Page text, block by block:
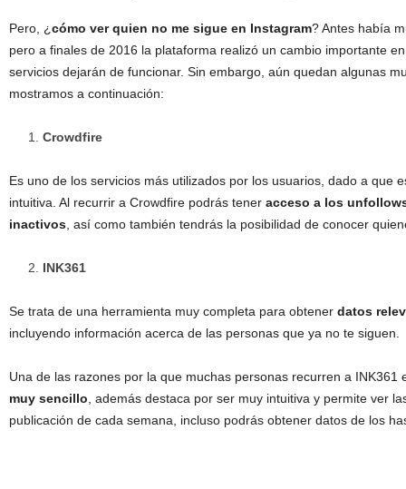
Pero, ¿cómo ver quien no me sigue en Instagram? Antes había
pero a finales de 2016 la plataforma realizó un cambio importante
servicios dejarán de funcionar. Sin embargo, aún quedan algunas
mostramos a continuación:
Crowdfire
Es uno de los servicios más utilizados por los usuarios, dado a que
intuitiva. Al recurrir a Crowdfire podrás tener acceso a los
inactivos , así como también tendrás la posibilidad de conocer
INK361
Se trata de una herramienta muy completa para obtener datos
incluyendo información acerca de las personas que ya no te siguen.
Una de las razones por la que muchas personas recurren a INK361
muy sencillo , además destaca por ser muy intuitiva y permite ver
publicación de cada semana, incluso podrás obtener datos de los